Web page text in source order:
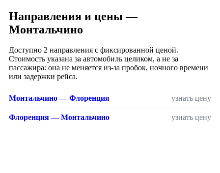
Направления и цены —
Монтальчино
Доступно 2 направления с фиксированной ценой.
Стоимость указана за автомобиль целиком, а не за
пассажира: она не меняется из-за пробок, ночного времени
или задержки рейса.
Монтальчино — Флоренция узнать цену
Флоренция — Монтальчино узнать цену